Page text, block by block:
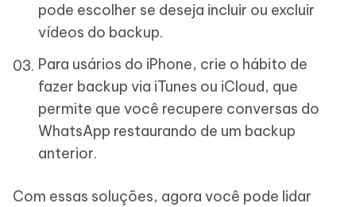
pode escolher se deseja incluir ou excluir
vídeos do backup.
Para usários do iPhone, crie o hábito de
fazer backup via iTunes ou iCloud, que
permite que você recupere conversas do
WhatsApp restaurando de um backup
anterior.
Com essas soluções, agora você pode lidar